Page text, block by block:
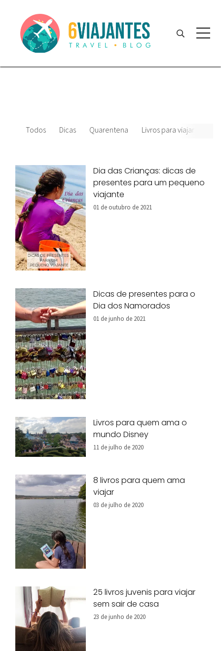
Todos Dicas Quarentena Livros para viajar
Dia das Crianças: dicas de
presentes para um pequeno
viajante
01 de outubro de 2021
Dicas de presentes para o
Dia dos Namorados
01 de junho de 2021
Livros para quem ama o
mundo Disney
11 de julho de 2020
8 livros para quem ama
viajar
03 de julho de 2020
25 livros juvenis para viajar
sem sair de casa
23 de junho de 2020